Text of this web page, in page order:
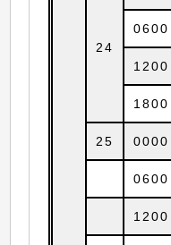
24
0600
1200
1800
25 0000
0600
1200